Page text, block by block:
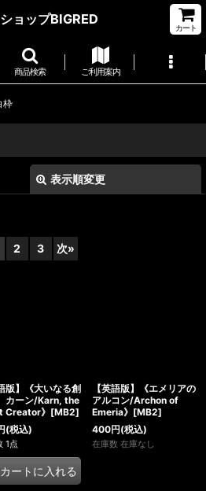
ョップBIGRED
カート
商品検索 ご利用案内
枠
表示順変更
2 3 次»
版】《大いなる創
カーン/Karn, the
Creator》[MB2]
(税込)
1点
カートに入れる
【英語版】《エメリアの
アルコン/Archon of
Emeria》[MB2]
400円(税込)
在庫数 在庫なし